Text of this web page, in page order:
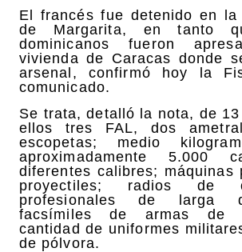
El francés fue detenido en la
de Margarita, en tanto
dominicanos fueron
vivienda de Caracas donde
arsenal, confirmó hoy la
comunicado.
Se trata, detalló la nota, de
ellos tres FAL, dos
escopetas; medio
aproximadamente 5.000
diferentes calibres; máquinas
proyectiles; radios de
profesionales de larga
facsímiles de armas de
cantidad de uniformes
de pólvora.